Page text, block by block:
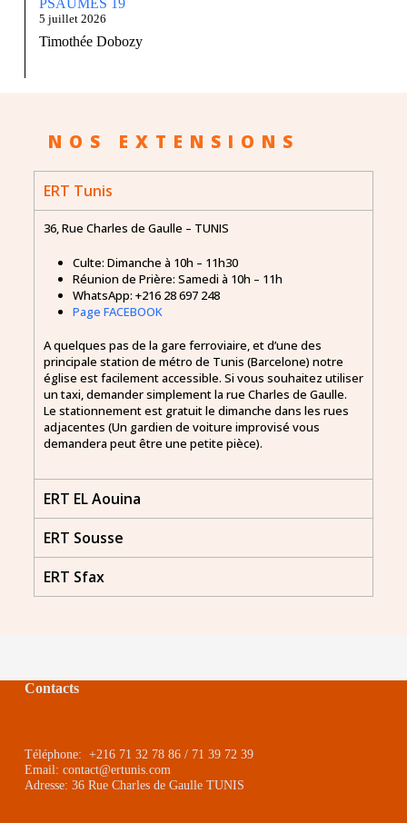
PSAUMES 19
5 juillet 2026
Timothée Dobozy
NOS EXTENSIONS
ERT Tunis
36, Rue Charles de Gaulle – TUNIS
Culte: Dimanche à 10h – 11h30
Réunion de Prière: Samedi à 10h – 11h
WhatsApp: +216 28 697 248
Page FACEBOOK
A quelques pas de la gare ferroviaire, et d’une des
principale station de métro de Tunis (Barcelone) notre
église est facilement accessible. Si vous souhaitez utiliser
un taxi, demander simplement la rue Charles de Gaulle.
Le stationnement est gratuit le dimanche dans les rues
adjacentes (Un gardien de voiture improvisé vous
demandera peut être une petite pièce).
ERT EL Aouina
ERT Sousse
ERT Sfax
Contacts
Téléphone: +216 71 32 78 86 / 71 39 72 39
Email: contact@ertunis.com
Adresse: 36 Rue Charles de Gaulle TUNIS